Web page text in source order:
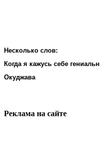
Несколько слов:
Когда я кажусь себе
Окуджава
Реклама на cайте